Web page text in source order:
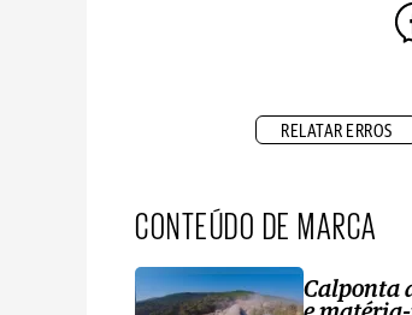
RELATAR ERROS
CONTEÚDO DE MARCA
Calponta